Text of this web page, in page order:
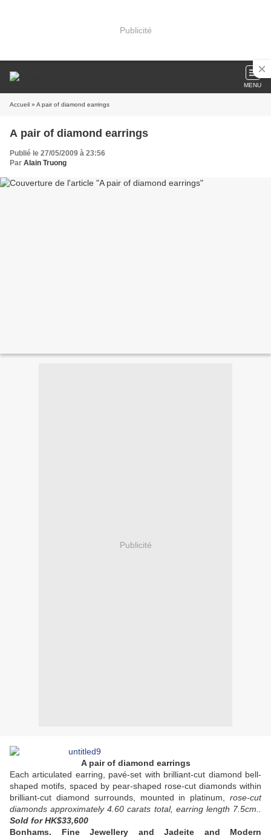
Publicité
MENU
Accueil » A pair of diamond earrings
A pair of diamond earrings
Publié le 27/05/2009 à 23:56
Par Alain Truong
Publicité
A pair of diamond earrings
Each articulated earring, pavé-set with brilliant-cut diamond bell-
shaped motifs, spaced by pear-shaped rose-cut diamonds within
brilliant-cut diamond surrounds, mounted in platinum,
rose-cut
diamonds approximately 4.60 carats total, earring length 7.5cm..
Sold for HK$33,600
Bonhams.
Fine Jewellery and Jadeite and Modern